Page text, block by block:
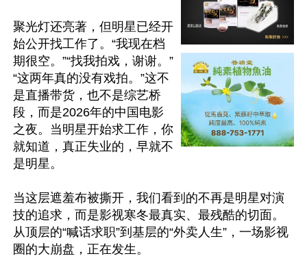
聚光灯还亮著，但明星已经开
始公开找工作了。“我现在档
期很空。”“找我拍戏，谢谢。”
“这两年真的没有戏拍。”这不
是直播带货，也不是综艺桥
段，而是2026年的中国电影
之夜。当明星开始求工作，你
就知道，真正失业的，早就不
是明星。
当这层遮羞布被撕开，我们看到的不再是明星对演
技的追求，而是影视寒冬最真实、最残酷的切面。
从顶层的“喊话求职”到基层的“外卖人生”，一场影视
圈的大崩盘，正在发生。